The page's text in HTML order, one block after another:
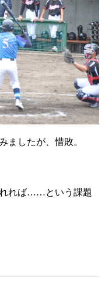
ましたが、惜敗。
れば……という課題